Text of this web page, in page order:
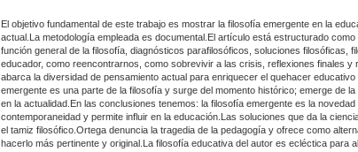
El objetivo fundamental de este trabajo es mostrar la filosofía emergente en la
actual.La metodología empleada es documental.El artículo está estructurado como
función general de la filosofía, diagnósticos parafilosóficos, soluciones filosóficas,
educador, como reencontrarnos, como sobrevivir a las crisis, reflexiones finales y
abarca la diversidad de pensamiento actual para enriquecer el quehacer
emergente es una parte de la filosofía y surge del momento histórico; emerge de
en la actualidad.En las conclusiones tenemos: la filosofía emergente es la
contemporaneidad y permite influir en la educación.Las soluciones que da la
el tamiz filosófico.Ortega denuncia la tragedia de la pedagogía y ofrece como
hacerlo más pertinente y original.La filosofía educativa del autor es ecléctica para